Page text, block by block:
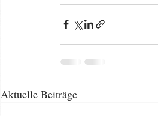
Aktuelle Beiträge